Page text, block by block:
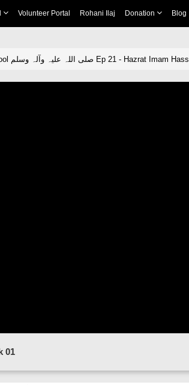
Volunteer Portal Rohani Ilaj Donation Blog
01